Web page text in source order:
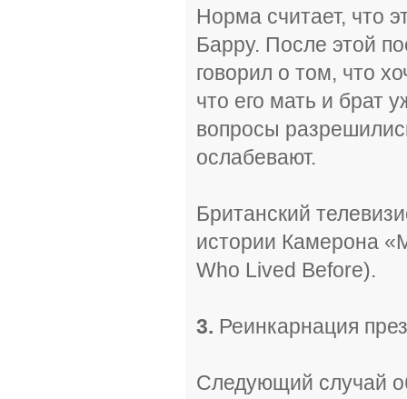
Норма считает, что
Барру. После этой
говорил о том, что
что его мать и брат
вопросы
ослабевают.
Британский
истории Камерона
Who Lived Before).
3. Реинкарнация
Следующий случай